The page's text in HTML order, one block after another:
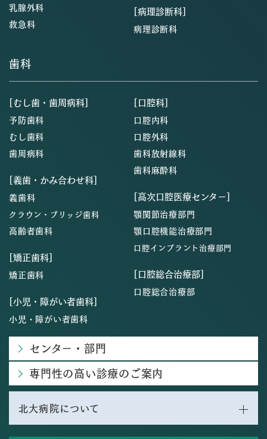
乳腺外科
救急科
[病理診断科]
病理診断科
歯科
[むし歯・歯周病科]
予防歯科
むし歯科
歯周病科
[義歯・かみ合わせ科]
義歯科
クラウン・ブリッジ歯科
高齢者歯科
[矯正歯科]
矯正歯科
[小児・障がい者歯科]
小児・障がい者歯科
[口腔科]
口腔内科
口腔外科
歯科放射線科
歯科麻酔科
[高次口腔医療センター]
顎関節治療部門
顎口腔機能治療部門
口腔インプラント治療部門
[口腔総合治療部]
口腔総合治療部
センター・部門
専門性の高い診療のご案内
北大病院について